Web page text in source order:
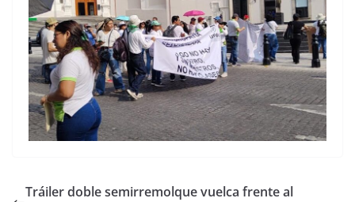
Tráiler doble semirremolque vuelca frente al